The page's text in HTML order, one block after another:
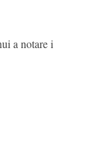
a notare i